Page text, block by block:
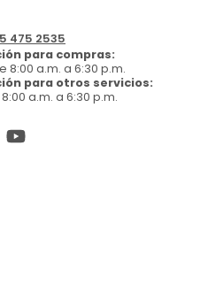
475 2535
para compras:
8:00 a.m. a 6:30 p.m.
para otros servicios:
a.m. a 6:30 p.m.